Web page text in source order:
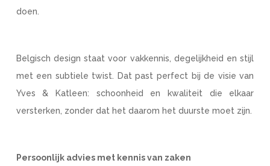
doen.
Belgisch design staat voor vakkennis, degelijkheid en stijl
met een subtiele twist. Dat past perfect bij de visie van
Yves & Katleen: schoonheid en kwaliteit die elkaar
versterken, zonder dat het daarom het duurste moet zijn.
Persoonlijk advies met kennis van zaken